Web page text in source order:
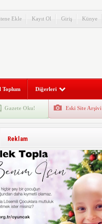
Ekle Kayıt Ol Giriş Künye
Toplum Diğerleri
Gazete Oku! Eski Site Arşivi
Reklam